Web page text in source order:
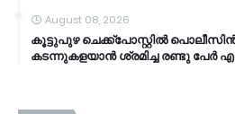
August 08, 2026
കൂട്ടുപുഴ ചെക്ക്പോസ്റ്റിൽ
കടന്നുകളയാൻ ശ്രമിച്ച രണ്ടു പേർ